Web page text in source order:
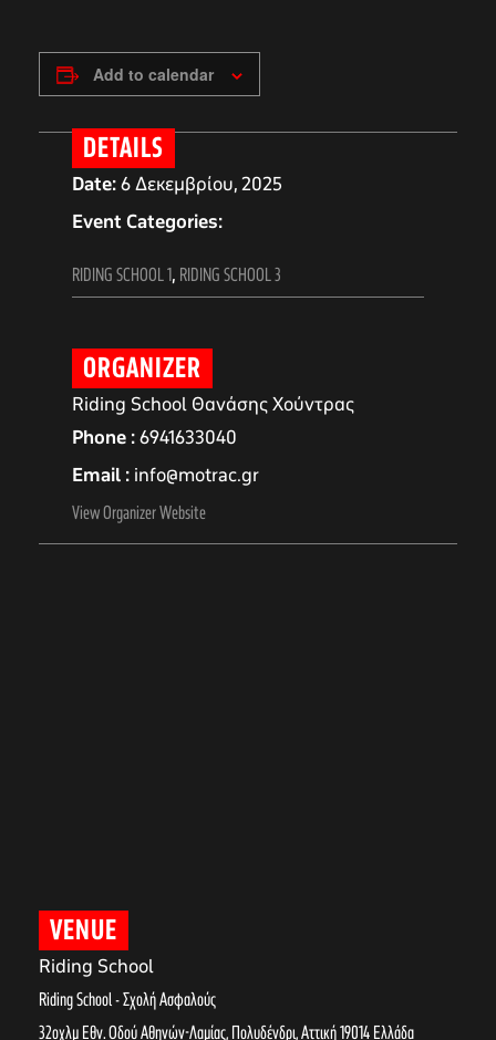
Add to calendar
DETAILS
Date:6 Δεκεμβρίου, 2025
Event Categories:
RIDING SCHOOL 1, RIDING SCHOOL 3
ORGANIZER
Riding School Θανάσης Χούντρας
Phone 6941633040
Email info@motrac.gr
View Organizer Website
VENUE
Riding School
Riding School - Σχολή Ασφαλούς
32οχλμ Εθν. Οδού Αθηνών-Λαμίας, Πολυδένδρι,Αττική19014Ελλάδα